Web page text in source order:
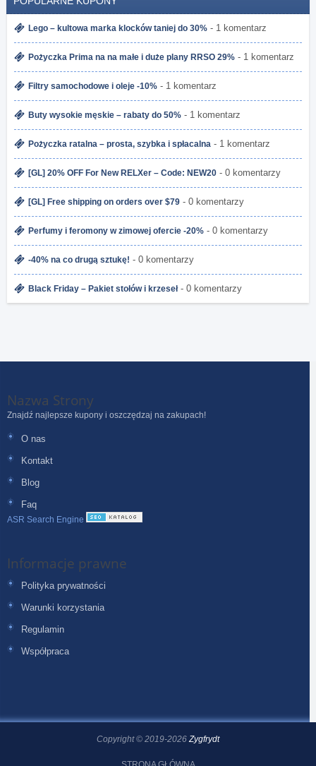
Lego – kultowa marka klocków taniej do 30% - 1 komentarz
Pożyczka Prima na na małe i duże plany RRSO 29% - 1 komentarz
Filtry samochodowe i oleje -10% - 1 komentarz
Buty wysokie męskie – rabaty do 50% - 1 komentarz
Pożyczka ratalna – prosta, szybka i spłacalna - 1 komentarz
[GL] 20% OFF For New RELXer – Code: NEW20 - 0 komentarzy
[GL] Free shipping on orders over $79 - 0 komentarzy
Perfumy i feromony w zimowej ofercie -20% - 0 komentarzy
-40% na co drugą sztukę! - 0 komentarzy
Black Friday – Pakiet stołów i krzeseł- 0 komentarzy
Nazwa Strony
Znajdź najlepsze kupony i oszczędzaj na zakupach!
O nas
Kontakt
Blog
Faq
ASR Search Engine
Informacje prawne
Polityka prywatności
Warunki korzystania
Regulamin
Współpraca
Copyright © 2019-2026 Zygfrydt